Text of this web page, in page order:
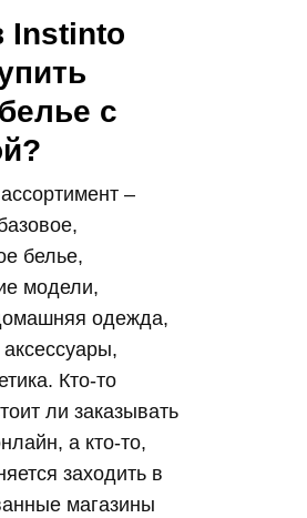
Instinto
с
–
белье,
модели,
одежда,
Кто-то
ли заказывать
а кто-то,
заходить в
магазины